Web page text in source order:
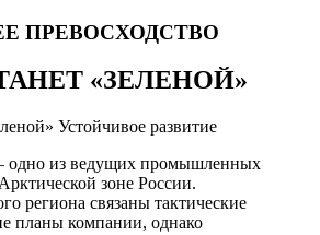
ПРЕВОСХОДСТВО
«ЗЕЛЕНОЙ»
Устойчивое развитие
одно из ведущих промышленных
зоне России.
региона связаны тактические
планы компании, однако